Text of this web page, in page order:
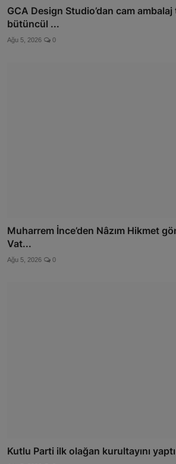
GCA Design Studio’dan cam ambalaj
bütüncül ...
Ağu 5, 2026 0
Muharrem İnce’den Nâzım Hikmet
Vat...
Ağu 5, 2026 0
Kutlu Parti ilk olağan kurultayını